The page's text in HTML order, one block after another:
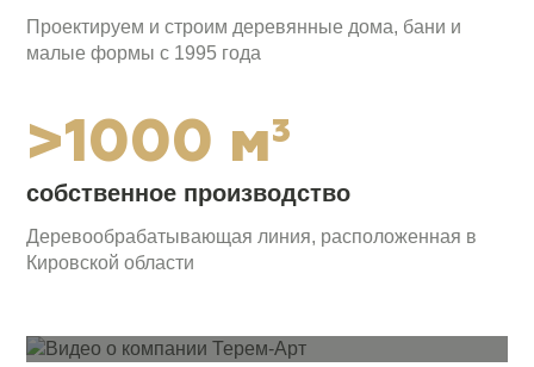
Проектируем и строим деревянные дома, бани и
малые формы с 1995 года
>1000 м³
собственное производство
Деревообрабатывающая линия, расположенная в
Кировской области